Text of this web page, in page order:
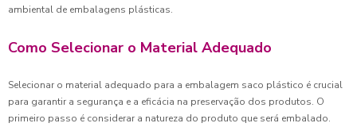
ambiental de embalagens plásticas.
Como Selecionar o Material Adequado
Selecionar o material adequado para a embalagem saco plástico é crucial
para garantir a segurança e a eficácia na preservação dos produtos. O
primeiro passo é considerar a natureza do produto que será embalado.